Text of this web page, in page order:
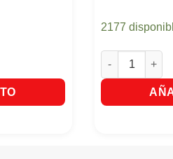
x 285ml cantidad
2177
Raid Doble